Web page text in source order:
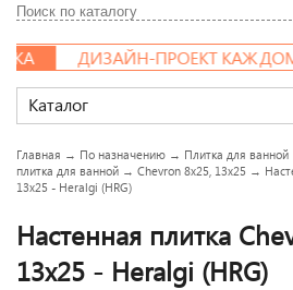
ДИЗАЙН-ПРОЕКТ
Каталог
Главная → По назначению → Плитка для ванной
плитка для ванной → Сhevron 8х25, 13х25 →
13x25 - Heralgi (HRG)
Настенная плитка
13x25 - Heralgi (HRG)